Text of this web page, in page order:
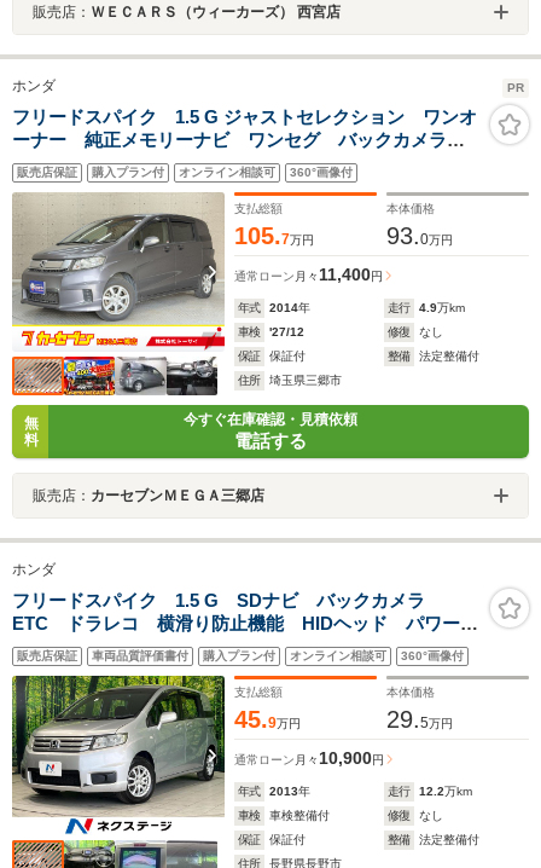
販売店： ＷＥＣＡＲＳ（ウィーカーズ） 西宮店
ホンダ PR
フリードスパイク 1.5 G ジャストセレクション ワンオ
ーナー 純正メモリーナビ ワンセグ バックカメラ
ETC車載器 Bluetooth接続可 片側電動スライドドア
キーレスエントリー CD再生 横滑り防止装置 オート
エアコン Wエアバック
販売店保証 購入プラン付 オンライン相談可 360°画像付
支払総額
105.7万円
本体価格
93.0万円
通常ローン 月々11,400円
年式 2014年 走行 4.9万km
車検
'27/12 修復
なし
保証
保証付 整備
法定整備付
住所
埼玉県三郷市
無
料
今すぐ在庫確認・見積依頼
電話する
販売店： カーセブンＭＥＧＡ三郷店
ホンダ
フリードスパイク 1.5 G SDナビ バックカメラ
ETC ドラレコ 横滑り防止機能 HIDヘッド パワーウ
ィンドウ 電動格納ミラー バニティミラー キーレス
販売店保証 車両品質評価書付 購入プラン付 オンライン相談可 360°画像付
支払総額
45.9万円
本体価格
29.5万円
通常ローン 月々 10,900円
年式 2013年 走行 12.2万km
車検
車検整備付 修復
なし
保証
保証付 整備
法定整備付
住所
長野県長野市